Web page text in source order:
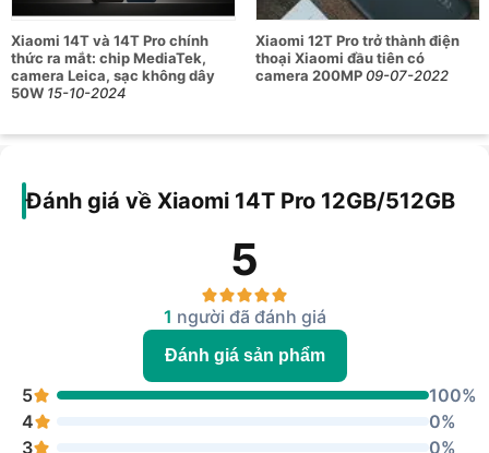
Bộ nhớ trong
512GB
Camera sau
50MP + 50MP + 12MP
Hệ điều hành
Xiaomi HyperOS
5000mAh
120W (có dây)
Đánh giá chi tiết về các tính năng của
điện thoại Xiaomi 14T Pro
Với thông điệp chủ đạo “Bắt trọn sắc đêm”, chiếc điện thoại
14T Pro đến từ thương hiệu Xiaomi hứa hẹn mang đến cho
người dùng trải nghiệm cực kỳ ấn tượng với một số tính năng
Xiaomi 14T và 14T Pro chính
thức ra mắt: chip MediaTek,
camera Leica, sạc không dây
50W 15-10-2024
Xiaomi 12T Pro trở thành điện
thoại Xiaomi đầu tiên có
camera 200MP09-07-2022
Đánh giá về Xiaomi 14T Pro 12GB/512GB
5
1 người đã đánh giá
Đánh giá sản phẩm
5
100%
4
0%
3
0%